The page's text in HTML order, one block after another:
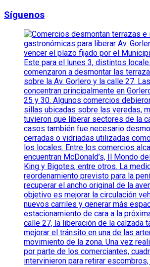
Síguenos